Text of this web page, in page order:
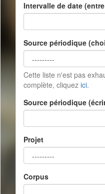
Intervalle de date
Source périodique
Cette liste n'est pas
complète, cliquez ici.
Source périodique
Projet
Corpus